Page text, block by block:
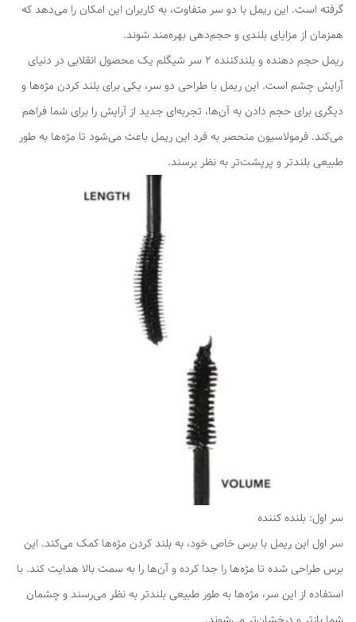
گرفته است. این ریمل با دو سر متفاوت، به کاربران این امکان را می‌دهد که
همزمان از مزایای بلندی و حجم‌دهی بهره‌مند شوند.
ریمل حجم دهنده و بلندکننده 2 سر شیگلم یک محصول انقلابی در دنیای
آرایش چشم است. این ریمل با طراحی دو سر، یکی برای بلند کردن مژه‌ها و
دیگری برای حجم دادن به آن‌ها، تجربه‌ای جدید از آرایش را برای شما فراهم
می‌کند. فرمولاسیون منحصر به فرد این ریمل باعث می‌شود تا مژه‌ها به طور
طبیعی بلندتر و پرپشت‌تر به نظر برسند.
سر اول: بلنده کننده
سر اول این ریمل با برس خاص خود، به بلند کردن مژه‌ها کمک می‌کند. این
برس طراحی شده تا مژه‌ها را جدا کرده و آن‌ها را به سمت بالا هدایت کند. با
استفاده از این سر، مژه‌ها به طور طبیعی بلندتر به نظر می‌رسند و چشمان